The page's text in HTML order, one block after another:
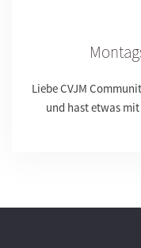
Liebe CVJM
und hast etwas